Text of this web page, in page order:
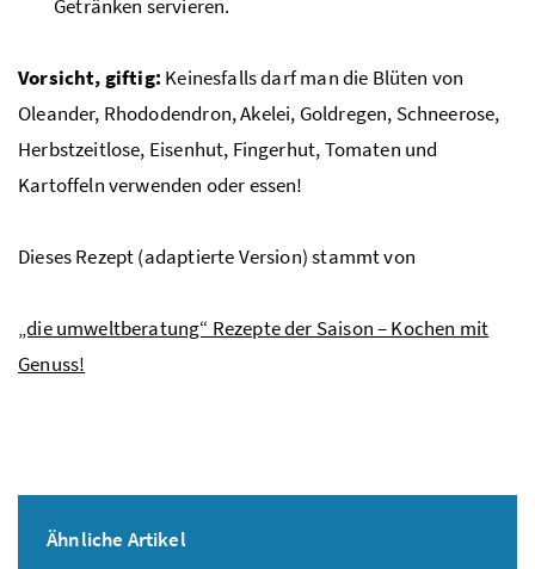
Getränken servieren.
Vorsicht, giftig: Keinesfalls darf man die Blüten von
Oleander, Rhododendron, Akelei, Goldregen, Schneerose,
Herbstzeitlose, Eisenhut, Fingerhut, Tomaten und
Kartoffeln verwenden oder essen!
Dieses Rezept (adaptierte Version) stammt von
„die umweltberatung“ Rezepte der Saison – Kochen mit
Genuss!
Ähnliche Artikel